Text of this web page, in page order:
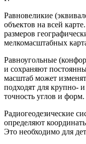
Равновеликие
объектов на всей
размеров
мелкомасштабных
Равноугольные
и сохраняют
масштаб может
подходят для крупно-
точность углов и форм.
Радиогеодезические
определяют
Это необходимо для